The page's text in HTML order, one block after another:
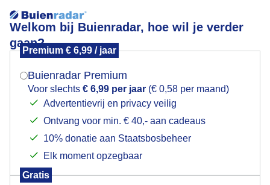
Welkom bij Buienradar, hoe wil je verder
gaan?
Premium € 6,99 / jaar
Buienradar Premium
Voor slechts € 6,99 per jaar (€ 0,58 per maand)
Advertentievrij en privacy veilig
Ontvang voor min. € 40,- aan cadeaus
10% donatie aan Staatsbosbeheer
Elk moment opzegbaar
Gratis
Trailerfest
Mogen we je locatie gebruiken voor het
Indien je hier nog geen akkoord op hebt gegeven,
verschijnt er zo een pop-up uit je browser waarin
Is goed, toon de popup